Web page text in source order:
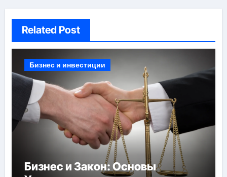
Related Post
Бизнес и инвестиции
Бизнес и Закон: Основы